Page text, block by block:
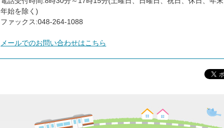
年始を除く)
ファックス:048-264-1088
メールでのお問い合わせはこちら